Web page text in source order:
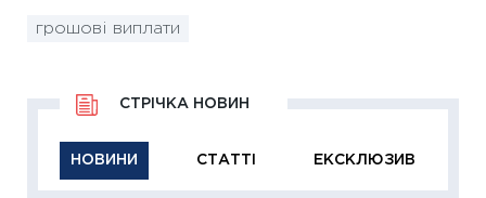
грошові виплати
НОВИНИ СТАТТІ ЕКСКЛЮЗИВ
СТРІЧКА НОВИН